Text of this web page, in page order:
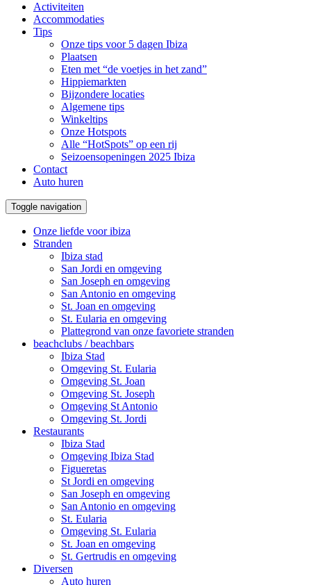
Activiteiten
Accommodaties
Tips
Onze tips voor 5 dagen Ibiza
Plaatsen
Eten met “de voetjes in het zand”
Hippiemarkten
Bijzondere locaties
Algemene tips
Winkeltips
Onze Hotspots
Alle “HotSpots” op een rij
Seizoensopeningen 2025 Ibiza
Contact
Auto huren
Toggle navigation
Onze liefde voor ibiza
Stranden
Ibiza stad
San Jordi en omgeving
San Joseph en omgeving
San Antonio en omgeving
St. Joan en omgeving
St. Eularia en omgeving
Plattegrond van onze favoriete stranden
beachclubs / beachbars
Ibiza Stad
Omgeving St. Eularia
Omgeving St. Joan
Omgeving St. Joseph
Omgeving St Antonio
Omgeving St. Jordi
Restaurants
Ibiza Stad
Omgeving Ibiza Stad
Figueretas
St Jordi en omgeving
San Joseph en omgeving
San Antonio en omgeving
St. Eularia
Omgeving St. Eularia
St. Joan en omgeving
St. Gertrudis en omgeving
Diversen
Auto huren